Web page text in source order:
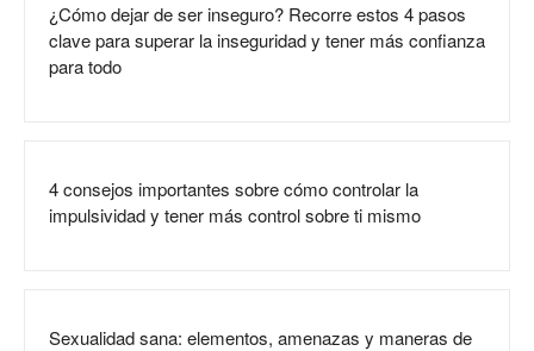
¿Cómo dejar de ser inseguro? Recorre estos 4 pasos
clave para superar la inseguridad y tener más confianza
para todo
4 consejos importantes sobre cómo controlar la
impulsividad y tener más control sobre ti mismo
Sexualidad sana: elementos, amenazas y maneras de